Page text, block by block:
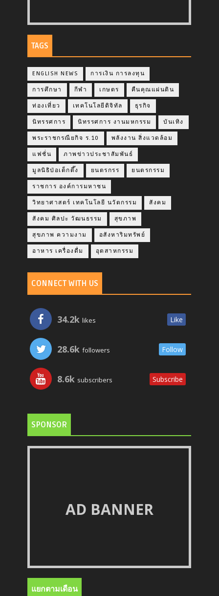
TAGS
ENGLISH NEWS การเงิน การลงทุน
การศึกษา กีฬา เกษตร คืนคุณแผ่นดิน
ท่องเที่ยว เทคโนโลยีดิจิทัล ธุรกิจ
นิทรรศการ นิทรรศการ งานมหกรรม บันเทิง
พระราชกรณียกิจ ร.10 พลังงาน สิ่งแวดล้อม
แฟชั่น ภาพข่าวประชาสัมพันธ์
มูลนิธิป่อเต็กตึ๊ง ยนตรกรร ยนตรกรรม
ราชการ องค์การมหาชน
วิทยาศาสตร์ เทคโนโลยี นวัตกรรม สังคม
สังคม ศิลปะ วัฒนธรรม สุขภาพ
สุขภาพ ความงาม อสังหาริมทรัพย์
อาหาร เครื่องดื่ม อุตสาหกรรม
CONNECT WITH US
34.2k likes Like
28.6k followers Follow
8.6k subscribers Subscribe
SPONSOR
AD BANNER
แยกตามเดือน